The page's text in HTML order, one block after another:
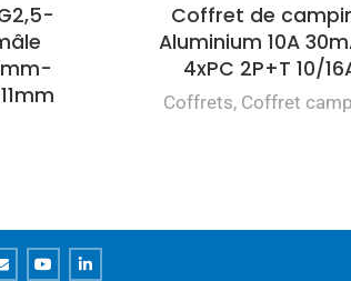
Coffret de
Aluminium 10A
4xPC 2P+T 10/
Coffrets, Coffret